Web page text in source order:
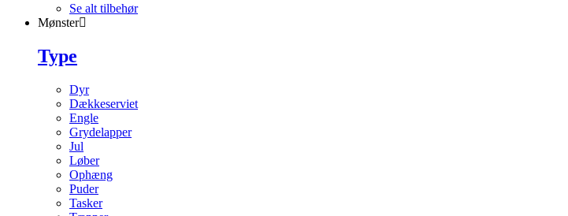
Se alt tilbehør
Mønster
Type
Dyr
Dækkeserviet
Engle
Grydelapper
Jul
Løber
Ophæng
Puder
Tasker